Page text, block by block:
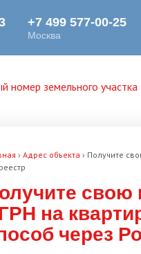
номер земельного участка
› Адрес объекта › Получите
свою
на
через